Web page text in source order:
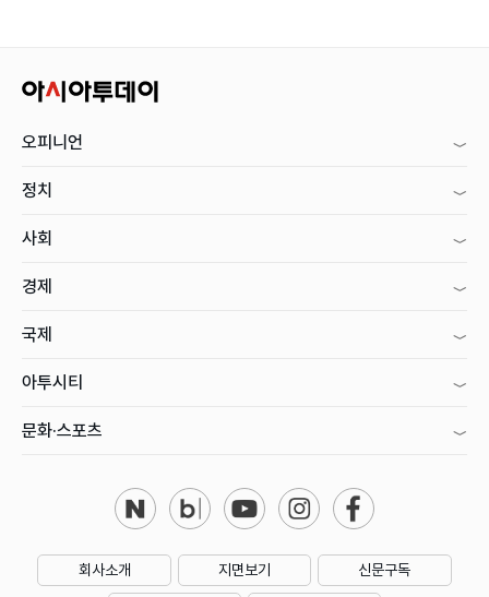
오피니언
정치
사회
경제
국제
아투시티
문화·스포츠
회사소개 지면보기 신문구독